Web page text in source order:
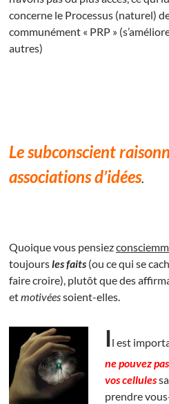
concerne le Processus (naturel)
communément « PRP »
autres)
Le subconscient
associations d’idées.
Quoique vous pensiez
toujoursles faits (ou ce qui se
faire croire), plutôt que des
etmotivéessoient-elles.
Il est
ne pouvez
vos cellules
prendre